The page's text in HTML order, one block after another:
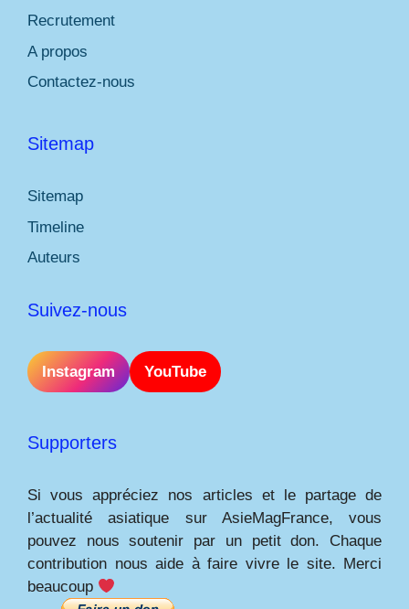
Recrutement
A propos
Contactez-nous
Sitemap
Sitemap
Timeline
Auteurs
Suivez-nous
Instagram YouTube
Supporters
Si vous appréciez nos articles et le partage de
l’actualité asiatique sur AsieMagFrance, vous
pouvez nous soutenir par un petit don. Chaque
contribution nous aide à faire vivre le site. Merci
beaucoup